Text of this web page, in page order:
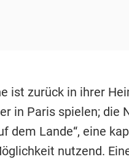
ist zurück in ihrer
in Paris spielen; die
dem Lande“, eine
nutzend.